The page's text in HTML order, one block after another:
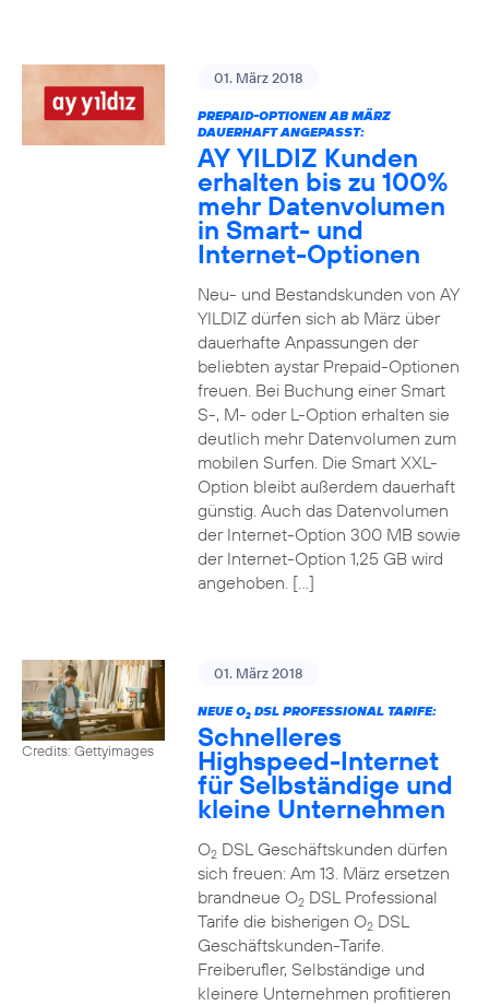
01. März 2018
PREPAID-OPTIONEN AB MÄRZ
DAUERHAFT ANGEPASST:
AY YILDIZ Kunden
erhalten bis zu 100%
mehr Datenvolumen
in Smart- und
Internet-Optionen
Neu- und Bestandskunden von AY
YILDIZ dürfen sich ab März über
dauerhafte Anpassungen der
beliebten aystar Prepaid-Optionen
freuen. Bei Buchung einer Smart
S-, M- oder L-Option erhalten sie
deutlich mehr Datenvolumen zum
mobilen Surfen. Die Smart XXL-
Option bleibt außerdem dauerhaft
günstig. Auch das Datenvolumen
der Internet-Option 300 MB sowie
der Internet-Option 1,25 GB wird
angehoben. […]
Credits: Gettyimages
01. März 2018
NEUE O2DSL PROFESSIONAL TARIFE:
Schnelleres
Highspeed-Internet
für Selbständige und
kleine Unternehmen
O2DSL Geschäftskunden dürfen
sich freuen: Am 13. März ersetzen
brandneue O2DSL Professional
Tarife die bisherigen O2DSL
Geschäftskunden-Tarife.
Freiberufler, Selbständige und
kleinere Unternehmen profitieren